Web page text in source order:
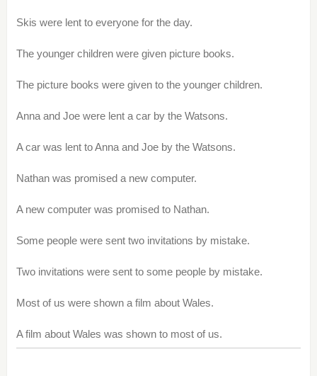
Skis were lent to everyone for the day.
The younger children were given picture books.
The picture books were given to the younger children.
Anna and Joe were lent a car by the Watsons.
A car was lent to Anna and Joe by the Watsons.
Nathan was promised a new computer.
A new computer was promised to Nathan.
Some people were sent two invitations by mistake.
Two invitations were sent to some people by mistake.
Most of us were shown a film about Wales.
A film about Wales was shown to most of us.